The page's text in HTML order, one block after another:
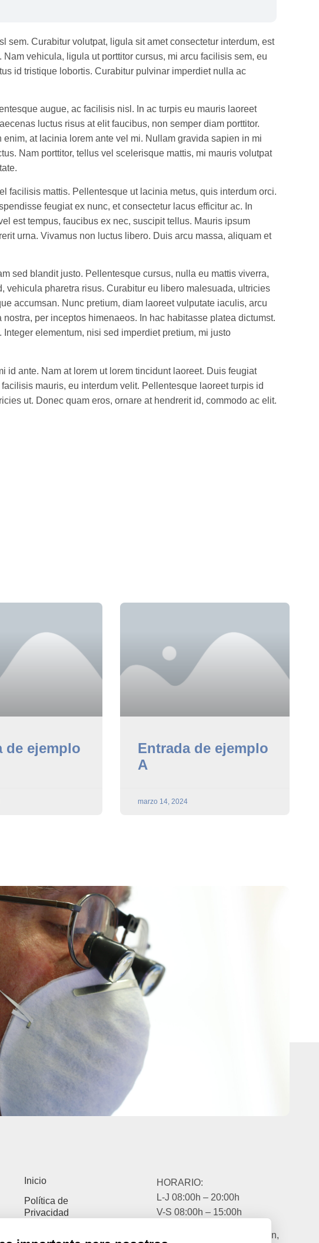
sem. Curabitur volutpat, ligula sit amet consectetur interdum, est
vehicula, ligula ut porttitor cursus, mi arcu facilisis sem, eu
id tristique lobortis. Curabitur pulvinar imperdiet nulla ac
augue, ac facilisis nisl. In ac turpis eu mauris laoreet
luctus risus at elit faucibus, non semper diam porttitor.
at lacinia lorem ante vel mi. Nullam gravida sapien in mi
Nam porttitor, tellus vel scelerisque mattis, mi mauris volutpat
facilisis mattis. Pellentesque ut lacinia metus, quis interdum orci.
feugiat ex nunc, et consectetur lacus efficitur ac. In
est tempus, faucibus ex nec, suscipit tellus. Mauris ipsum
urna. Vivamus non luctus libero. Duis arcu massa, aliquam et
sed blandit justo. Pellentesque cursus, nulla eu mattis viverra,
vehicula pharetra risus. Curabitur eu libero malesuada, ultricies
accumsan. Nunc pretium, diam laoreet vulputate iaculis, arcu
per inceptos himenaeos. In hac habitasse platea dictumst.
elementum, nisi sed imperdiet pretium, mi justo
id ante. Nam at lorem ut lorem tincidunt laoreet. Duis feugiat
mauris, eu interdum velit. Pellentesque laoreet turpis id
ut. Donec quam eros, ornare at hendrerit id, commodo ac elit.
de ejemplo
Entrada de ejemplo
A
marzo 14, 2024
Inicio
Política de
Privacidad
HORARIO:
L-J 08:00h – 20:00h
V-S 08:00h – 15:00h
Travesía Ibarbea s/n,